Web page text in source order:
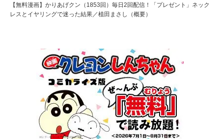
【無料漫画】かりあげクン（1853回）毎日2回配信！「プレゼント」ネック
レスとイヤリングで迷った結果／植田まさし（概要）